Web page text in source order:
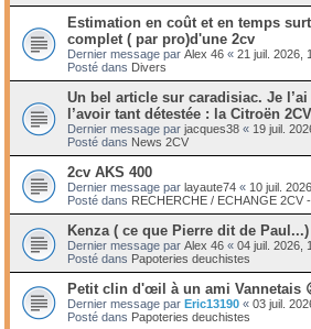
Estimation en coût et en temps
complet ( par pro)d'une 2cv
Dernier message par Alex 46 « 21 juil. 2026,
Posté dans Divers
Un bel article sur caradisiac. Je
l’avoir tant détestée : la Citroën 2CV
Dernier message par jacques38 « 19 juil.
Posté dans News 2CV
2cv AKS 400
Dernier message par layaute74 « 10 juil.
Posté dans RECHERCHE / ECHANGE 2CV
Kenza ( ce que Pierre dit de Paul...)
Dernier message par Alex 46 « 04 juil. 2026,
Posté dans Papoteries deuchistes
Petit clin d'œil à un ami Vannetais
Dernier message par Eric13190 « 03 juil.
Posté dans Papoteries deuchistes